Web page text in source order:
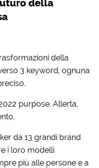
della
della
3 keyword, ognuna
purpose. Allerta,
da 13 grandi brand
i loro modelli
più alle persone e a